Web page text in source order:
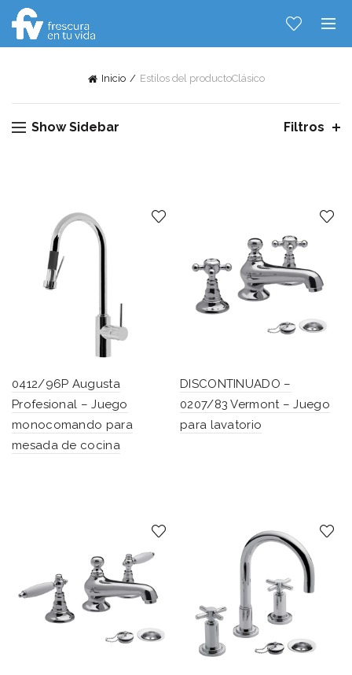
Inicio Estilos del productoClásico
Show Sidebar Filtros
0412/96P Augusta
Profesional – Juego
monocomando para
mesada de cocina
DISCONTINUADO –
0207/83 Vermont – Juego
para lavatorio
Hablemos...
Solo tenes que decirme: Hola